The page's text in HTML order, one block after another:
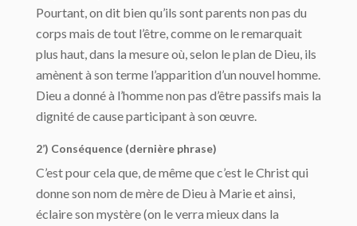
Pourtant, on dit bien qu’ils sont parents non pas du
corps mais de tout l’être, comme on le remarquait
plus haut, dans la mesure où, selon le plan de Dieu, ils
amènent à son terme l’apparition d’un nouvel homme.
Dieu a donné à l’homme non pas d’être passifs mais la
dignité de cause participant à son œuvre.
2’) Conséquence (dernière phrase)
C’est pour cela que, de même que c’est le Christ qui
donne son nom de mère de Dieu à Marie et ainsi,
éclaire son mystère (on le verra mieux dans la